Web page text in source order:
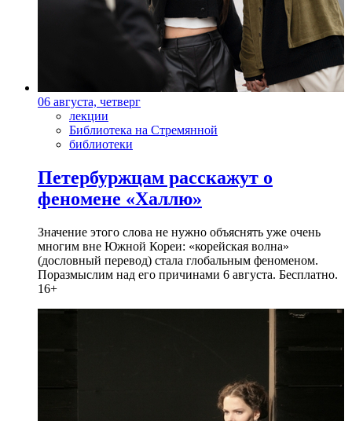
06 августа, четверг
лекции
Библиотека на Стремянной
библиотеки
Петербуржцам расскажут о
феномене «Халлю»
Значение этого слова не нужно объяснять уже очень
многим вне Южной Кореи: «корейская волна»
(дословный перевод) стала глобальным феноменом.
Поразмыслим над его причинами 6 августа. Бесплатно.
16+